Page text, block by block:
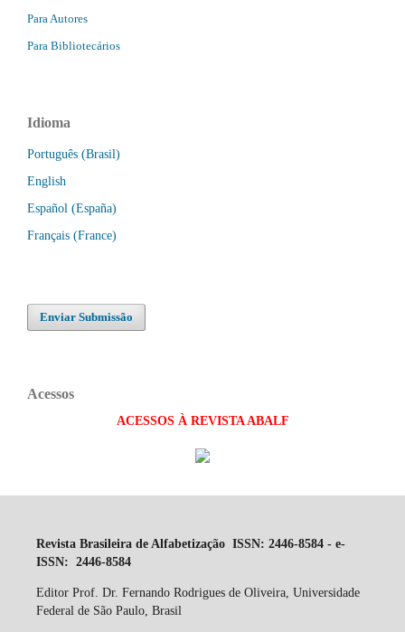
Para Autores
Para Bibliotecários
Idioma
Português (Brasil)
English
Español (España)
Français (France)
Enviar Submissão
Acessos
ACESSOS À REVISTA ABALF
Revista Brasileira de Alfabetização ISSN: 2446-8584 - e-
ISSN: 2446-8584
Editor Prof. Dr. Fernando Rodrigues de Oliveira, Universidade
Federal de São Paulo, Brasil